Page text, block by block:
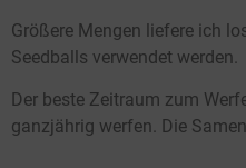
Größere Mengen liefere ich
Seedballs verwendet werden.
Der beste Zeitraum zum
ganzjährig werfen. Die